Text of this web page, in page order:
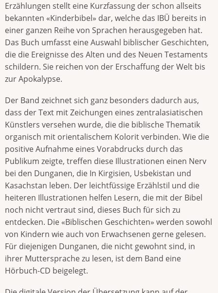
Erzählungen stellt eine Kurzfassung der schon allseits
bekannten «Kinderbibel» dar, welche das IBÜ bereits in
einer ganzen Reihe von Sprachen herausgegeben hat.
Das Buch umfasst eine Auswahl biblischer Geschichten,
die die Ereignisse des Alten und des Neuen Testaments
schildern. Sie reichen von der Erschaffung der Welt bis
zur Apokalypse.
Der Band zeichnet sich ganz besonders dadurch aus,
dass der Text mit Zeichungen eines zentralasiatischen
Künstlers versehen wurde, die die biblische Thematik
organisch mit orientalischem Kolorit verbinden. Wie die
positive Aufnahme eines Vorabdrucks durch das
Publikum zeigte, treffen diese Illustrationen einen Nerv
bei den Dunganen, die In Kirgisien, Usbekistan und
Kasachstan leben. Der leichtfüssige Erzählstil und die
heiteren Illustrationen helfen Lesern, die mit der Bibel
noch nicht vertraut sind, dieses Buch für sich zu
entdecken. Die «Biblischen Geschichten» werden sowohl
von Kindern wie auch von Erwachsenen gerne gelesen.
Für diejenigen Dunganen, die nicht gewohnt sind, in
ihrer Muttersprache zu lesen, ist dem Band eine
Hörbuch-CD beigelegt.